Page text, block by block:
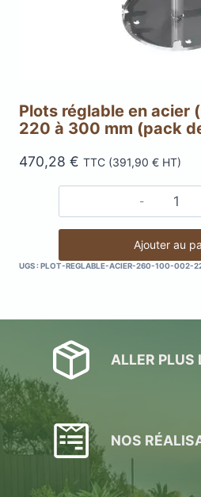
Plots réglable en acier
220 à 300 mm (pack
470,28 € TTC (391,90 € HT)
Plots
à
10
Ajouter au
UGS :PLOT-REGLABLE-ACIER-260-100-002-
ALLER PLUS
NOS